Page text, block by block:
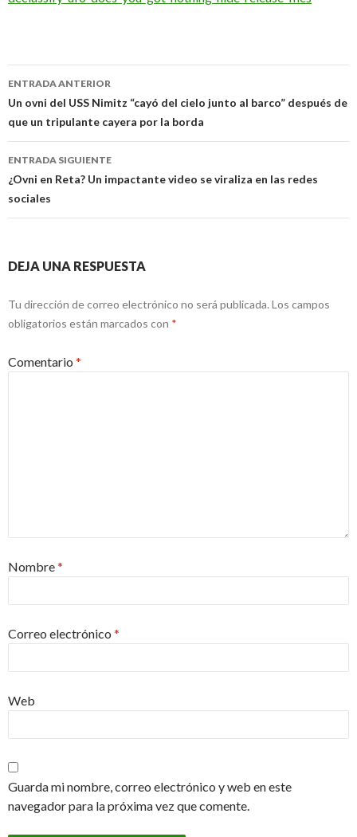
Navegación
de
entradas
ENTRADA ANTERIOR
Un ovni del USS Nimitz “cayó del cielo junto al barco” después de
que un tripulante cayera por la borda
ENTRADA SIGUIENTE
¿Ovni en Reta? Un impactante video se viraliza en las redes
sociales
DEJA UNA RESPUESTA
Tu dirección de correo electrónico no será publicada. Los campos
obligatorios están marcados con *
Comentario *
Nombre*
Correo electrónico *
Web
Guarda mi nombre, correo electrónico y web en este
navegador para la próxima vez que comente.